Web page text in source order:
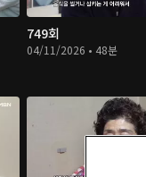
749회
04/11/2026 • 48분